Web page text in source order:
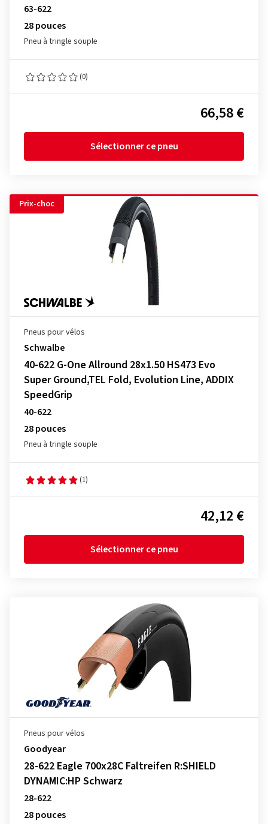
63-622
28 pouces
Pneu à tringle souple
(0)
66,58 €
Sélectionner ce pneu
Prix-choc
Pneus pour vélos
Schwalbe
40-622 G-One Allround 28x1.50 HS473 Evo
Super Ground,TEL Fold, Evolution Line, ADDIX
SpeedGrip
40-622
28 pouces
Pneu à tringle souple
(1)
42,12 €
Sélectionner ce pneu
Pneus pour vélos
Goodyear
28-622 Eagle 700x28C Faltreifen R:SHIELD
DYNAMIC:HP Schwarz
28-622
28 pouces